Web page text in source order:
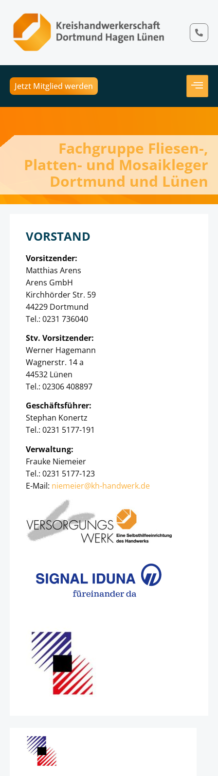
Jetzt Mitglied werden
Fachgruppe Fliesen-,
Platten- und Mosaikleger
Dortmund und Lünen
VORSTAND
Vorsitzender:
Matthias Arens
Arens GmbH
Kirchhörder Str. 59
44229 Dortmund
Tel.: 0231 736040
Stv. Vorsitzender:
Werner Hagemann
Wagnerstr. 14 a
44532 Lünen
Tel.: 02306 408897
Geschäftsführer:
Stephan Konertz
Tel.: 0231 5177-191
Verwaltung:
Frauke Niemeier
Tel.: 0231 5177-123
E-Mail: niemeier@kh-handwerk.de